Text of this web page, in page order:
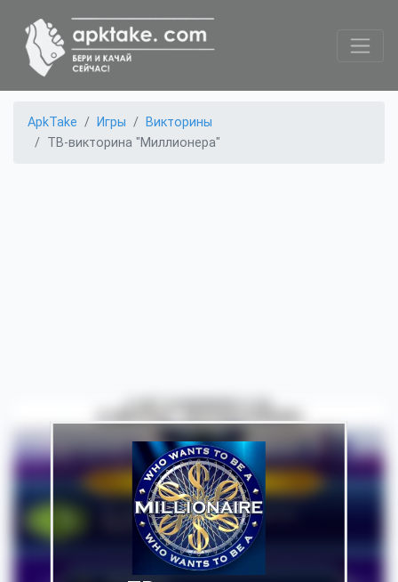
ApkTake Игры
Викторины
ТВ-викторина "Миллионера"